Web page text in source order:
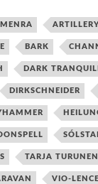
BARK
DARK
DIRKSCHNEIDER
TARJA TURUNEN
VIO-LENCE